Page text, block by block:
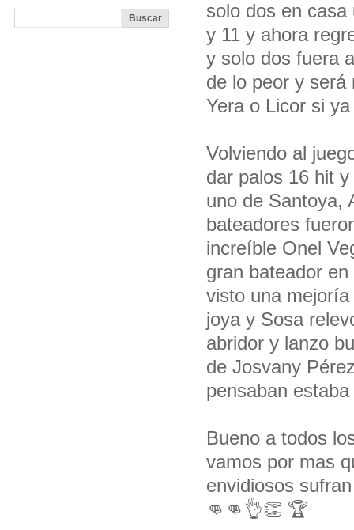
solo dos en
y 11 y ahora
y solo dos fuera
de lo peor y será
Yera o Licor si
Volviendo al
dar palos 16 hit
uno de Santoya,
bateadores
increíble Onel
gran bateador
visto una
joya y Sosa
abridor y lanzo
de Josvany
pensaban
Bueno a todos
vamos por mas
envidiosos
👊👊👌👏 🏆